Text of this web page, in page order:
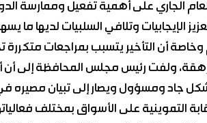
الجاري على أهمية تفعيل وممارسة
الإيجابيات وتلافي السلبيات لديها
أن التأخير يتسبب بمراجعات متكررة
ولفت رئيس مجلس المحافظة إلى
جاد ومسؤول ويصار إلى تبيان مصيره
التموينية على الأسواق بمختلف